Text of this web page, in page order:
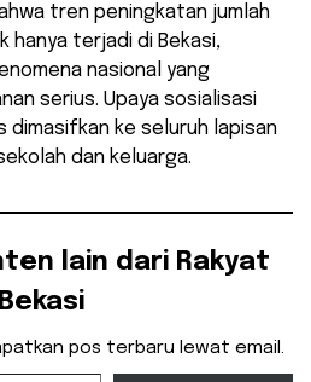
tren peningkatan jumlah
hanya terjadi di Bekasi,
nasional yang
serius. Upaya sosialisasi
dimasifkan ke seluruh lapisan
dan keluarga.
lain dari Rakyat
Bekasi
pos terbaru lewat email.